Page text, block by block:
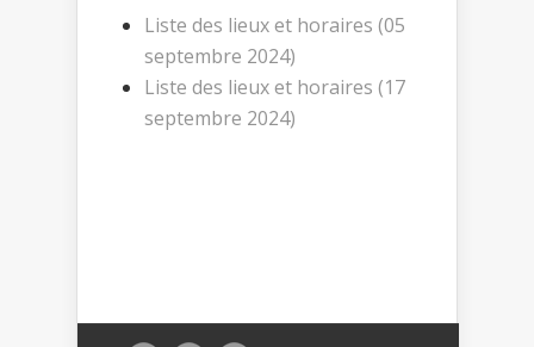
Liste des lieux et horaires (05
septembre 2024)
Liste des lieux et horaires (17
septembre 2024)